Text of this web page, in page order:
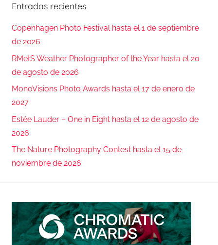
Entradas recientes
Copenhagen Photo Festival hasta el 1 de septiembre
de 2026
RMetS Weather Photographer of the Year hasta el 20
de agosto de 2026
MonoVisions Photo Awards hasta el 17 de enero de
2027
Estée Lauder – One in Eight hasta el 12 de agosto de
2026
The Nature Photography Contest hasta el 15 de
noviembre de 2026